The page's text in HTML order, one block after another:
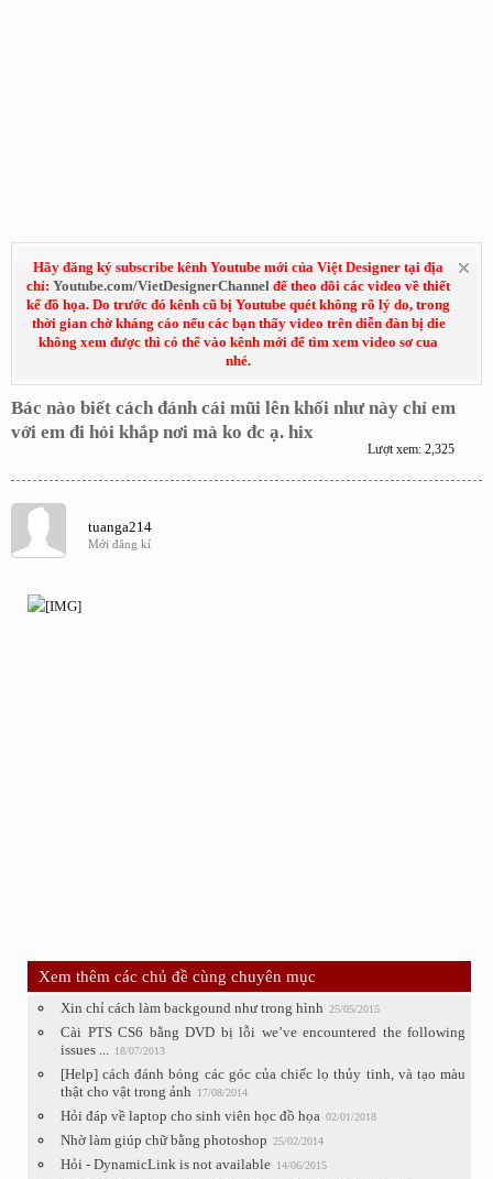
Hãy đăng ký subscribe kênh Youtube mới của Việt Designer tại địa
chỉ: Youtube.com/VietDesignerChannel để theo dõi các video về thiết
kế đồ họa. Do trước đó kênh cũ bị Youtube quét không rõ lý do, trong
thời gian chờ kháng cáo nếu các bạn thấy video trên diễn đàn bị die
không xem được thì có thể vào kênh mới để tìm xem video sơ cua
nhé.
Bác nào biết cách đánh cái mũi lên khối như này chỉ em
với em đi hỏi khắp nơi mà ko đc ạ. hix
Lượt xem: 2,325
tuanga214
Mới đăng kí
Xem thêm các chủ đề cùng chuyên mục
Xin chỉ cách làm backgound như trong hình 25/05/2015
Cài PTS CS6 bằng DVD bị lỗi we’ve encountered the following
issues ... 18/07/2013
[Help] cách đánh bóng các góc của chiếc lọ thủy tinh, và tạo màu
thật cho vật trong ảnh
17/08/2014
Hỏi đáp về laptop cho sinh viên học đồ họa 02/01/2018
Nhờ làm giúp chữ bằng photoshop 25/02/2014
Hỏi - DynamicLink is not available 14/06/2015